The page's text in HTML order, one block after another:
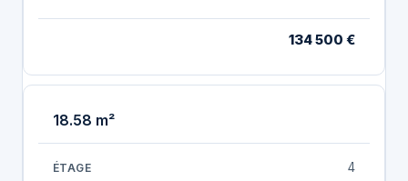
134 500 €
18.58 m²
4